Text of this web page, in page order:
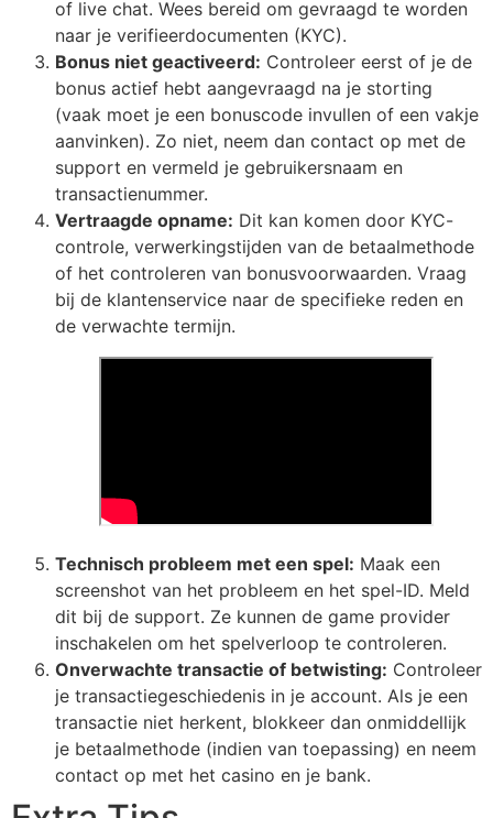
of live chat. Wees bereid om gevraagd te worden
naar je verifieerdocumenten (KYC).
Bonus niet geactiveerd: Controleer eerst of je de
bonus actief hebt aangevraagd na je storting
(vaak moet je een bonuscode invullen of een vakje
aanvinken). Zo niet, neem dan contact op met de
support en vermeld je gebruikersnaam en
transactienummer.
Vertraagde opname: Dit kan komen door KYC-
controle, verwerkingstijden van de betaalmethode
of het controleren van bonusvoorwaarden. Vraag
bij de klantenservice naar de specifieke reden en
de verwachte termijn.
Technisch probleem met een spel: Maak een
screenshot van het probleem en het spel-ID. Meld
dit bij de support. Ze kunnen de game provider
inschakelen om het spelverloop te controleren.
Onverwachte transactie of betwisting: Controleer
je transactiegeschiedenis in je account. Als je een
transactie niet herkent, blokkeer dan onmiddellijk
je betaalmethode (indien van toepassing) en neem
contact op met het casino en je bank.